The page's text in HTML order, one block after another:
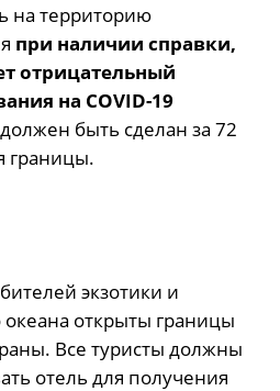
на территорию
при наличии справки,
отрицательный
на COVID-19
должен быть сделан за 72
границы.
экзотики и
открыты границы
Все туристы должны
отель для получения